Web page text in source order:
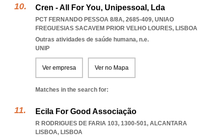
Cren - All For You, Unipessoal, Lda
PCT FERNANDO PESSOA 8/8A, 2685-409, UNIAO
FREGUESIAS SACAVEM PRIOR VELHO LOURES, LISBOA
Outras atividades de saúde humana, n.e.
UNIP
Ver empresa Ver no Mapa
Matches in the search for:
Ecila For Good Associação
R RODRIGUES DE FARIA 103, 1300-501, ALCANTARA
LISBOA, LISBOA